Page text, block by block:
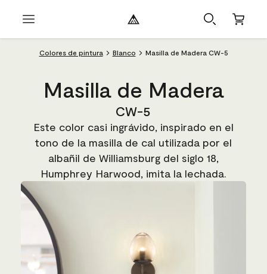
Colores de pintura Blanco Masilla de Madera CW-5
Masilla de Madera
CW-5
Este color casi ingrávido, inspirado en el
tono de la masilla de cal utilizada por el
albañil de Williamsburg del siglo 18,
Humphrey Harwood, imita la lechada.